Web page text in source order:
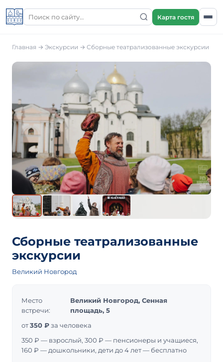
Карта гостя
Главная → Экскурсии → Сборные театрализованные экскурсии
Сборные театрализованные
экскурсии
Великий Новгород
Место
встречи:
Великий Новгород, Сенная
площадь, 5
от350 ₽за человека
350 ₽ — взрослый, 300 ₽ — пенсионеры и учащиеся,
160 ₽ — дошкольники, дети до 4 лет — бесплатно